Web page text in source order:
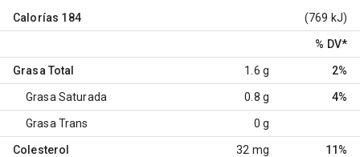
Calorías 184 (769 kJ)
% DV*
Grasa Total 1.6 g 2%
Grasa Saturada 0.8 g 4%
Grasa Trans 0 g
Colesterol 32 mg 11%